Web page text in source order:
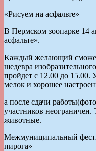
«Рисуем на асфальте»
В Пермском зоопарке 14
асфальте».
Каждый желающий сможет
шедевра
пройдет с 12.00 до 15.00.
мелок и хорошее
а после сдачи
участников
животные.
Межмуниципальный
пирога»